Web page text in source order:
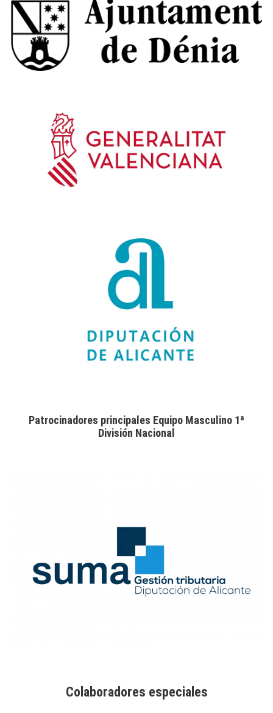
Patrocinadores principales Equipo Masculino 1ª
División Nacional
Colaboradores especiales